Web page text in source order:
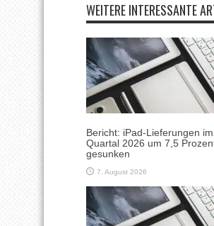
WEITERE INTERESSANTE
Bericht: iPad-Lieferungen im
Quartal 2026 um 7,5
gesunken
7. August 2026